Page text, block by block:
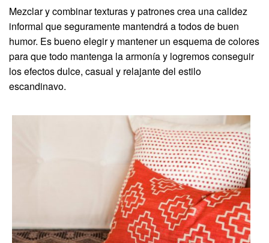
Mezclar y combinar texturas y patrones crea una calidez
informal que seguramente mantendrá a todos de buen
humor. Es bueno elegir y mantener un esquema de colores
para que todo mantenga la armonía y logremos conseguir
los efectos dulce, casual y relajante del estilo
escandinavo.